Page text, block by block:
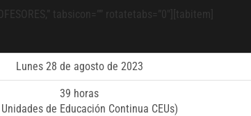
tabsicon=”” rotatetabs=”0″][tabitem]
Lunes 28 de agosto de 2023
39 horas
de Educación Continua CEUs)